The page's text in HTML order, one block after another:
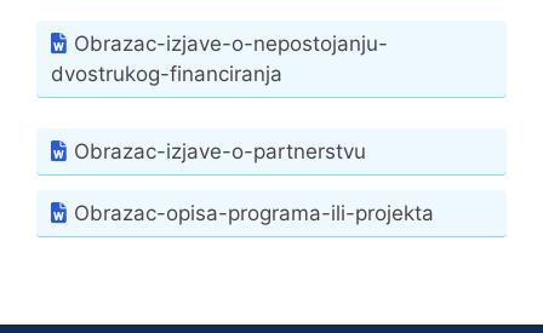
Obrazac-izjave-o-nepostojanju-
dvostrukog-financiranja
Obrazac-izjave-o-partnerstvu
Obrazac-opisa-programa-ili-projekta